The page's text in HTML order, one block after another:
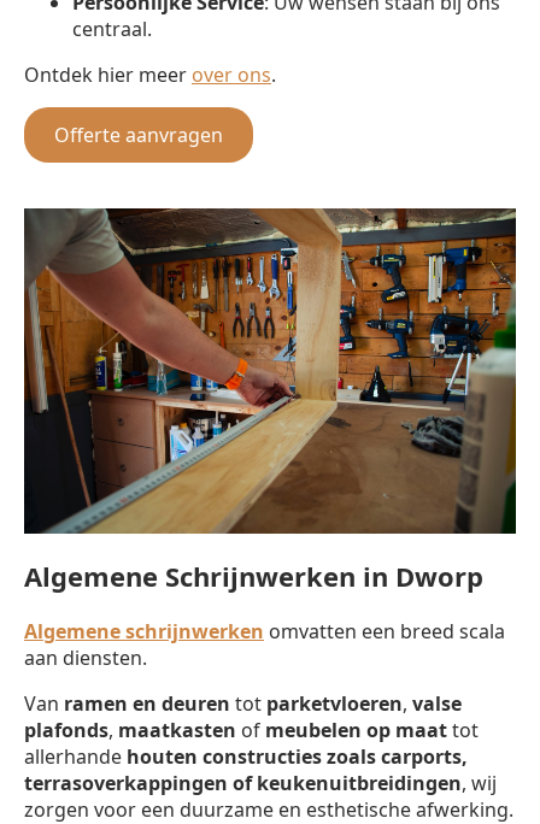
centraal.
Ontdek hier meer over ons.
Offerte aanvragen
Algemene Schrijnwerken in Dworp
Algemene schrijnwerken omvatten een breed scala
aan diensten.
Van ramen en deuren tot parketvloeren, valse
plafonds, maatkasten of meubelen op maattot
allerhande houten constructies zoals carports,
terrasoverkappingen of keukenuitbreidingen, wij
zorgen voor een duurzame en esthetische afwerking.